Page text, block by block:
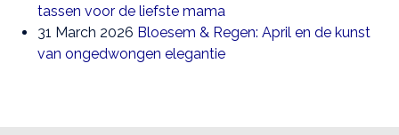
tassen voor de liefste mama
31 March 2026 Bloesem & Regen: April en de kunst
van ongedwongen elegantie